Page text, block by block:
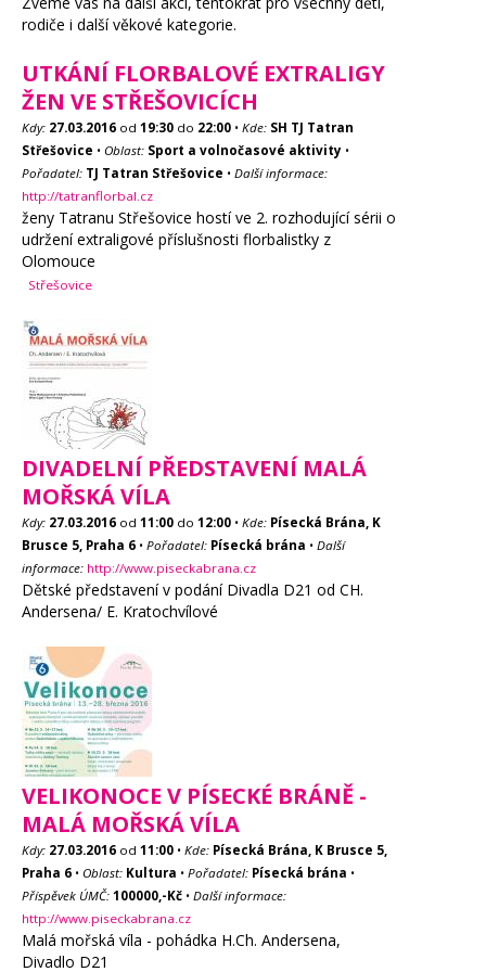
rodiče i další věkové kategorie.
UTKÁNÍ FLORBALOVÉ EXTRALIGY
ŽEN VE STŘEŠOVICÍCH
Kdy: 27.03.2016 od 19:30 do 22:00 • Kde: SH TJ Tatran
Střešovice • Oblast: Sport a volnočasové aktivity •
Pořadatel: TJ Tatran Střešovice • Další informace:
http://tatranflorbal.cz
ženy Tatranu Střešovice hostí ve 2. rozhodující sérii o
udržení extraligové příslušnosti florbalistky z
Olomouce
Střešovice
DIVADELNÍ PŘEDSTAVENÍ MALÁ
MOŘSKÁ VÍLA
Kdy: 27.03.2016 od 11:00 do 12:00 • Kde: Písecká Brána, K
Brusce 5, Praha 6 • Pořadatel: Písecká brána • Další
informace: http://www.piseckabrana.cz
Dětské představení v podání Divadla D21 od CH.
Andersena/ E. Kratochvílové
VELIKONOCE V PÍSECKÉ BRÁNĚ -
MALÁ MOŘSKÁ VÍLA
Kdy: 27.03.2016 od 11:00 • Kde: Písecká Brána, K Brusce 5,
Praha 6 • Oblast: Kultura • Pořadatel: Písecká brána •
Příspěvek ÚMČ: 100000,-Kč • Další informace:
http://www.piseckabrana.cz
Malá mořská víla - pohádka H.Ch. Andersena,
Divadlo D21